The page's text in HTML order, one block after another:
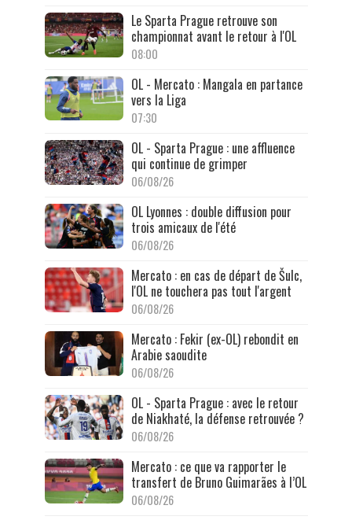
Le Sparta Prague retrouve son
championnat avant le retour à l'OL
08:00
OL - Mercato : Mangala en partance
vers la Liga
07:30
OL - Sparta Prague : une affluence
qui continue de grimper
06/08/26
OL Lyonnes : double diffusion pour
trois amicaux de l'été
06/08/26
Mercato : en cas de départ de Šulc,
l'OL ne touchera pas tout l'argent
06/08/26
Mercato : Fekir (ex-OL) rebondit en
Arabie saoudite
06/08/26
OL - Sparta Prague : avec le retour
de Niakhaté, la défense retrouvée ?
06/08/26
Mercato : ce que va rapporter le
transfert de Bruno Guimarães à l’OL
06/08/26